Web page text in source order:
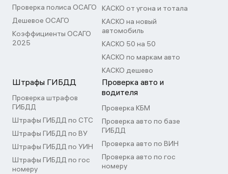
Проверка полиса ОСАГО
Дешевое ОСАГО
Коэффициенты ОСАГО
2025
КАСКО от угона и тотала
КАСКО на новый
автомобиль
КАСКО 50 на 50
КАСКО по маркам авто
КАСКО дешево
Штрафы ГИБДД
Проверка штрафов
ГИБДД
Штрафы ГИБДД по СТС
Штрафы ГИБДД по ВУ
Штрафы ГИБДД по УИН
Штрафы ГИБДД по гос
номеру
Проверка авто и
водителя
Проверка КБМ
Проверка авто по базе
ГИБДД
Проверка авто по ВИН
Проверка авто по гос
номеру